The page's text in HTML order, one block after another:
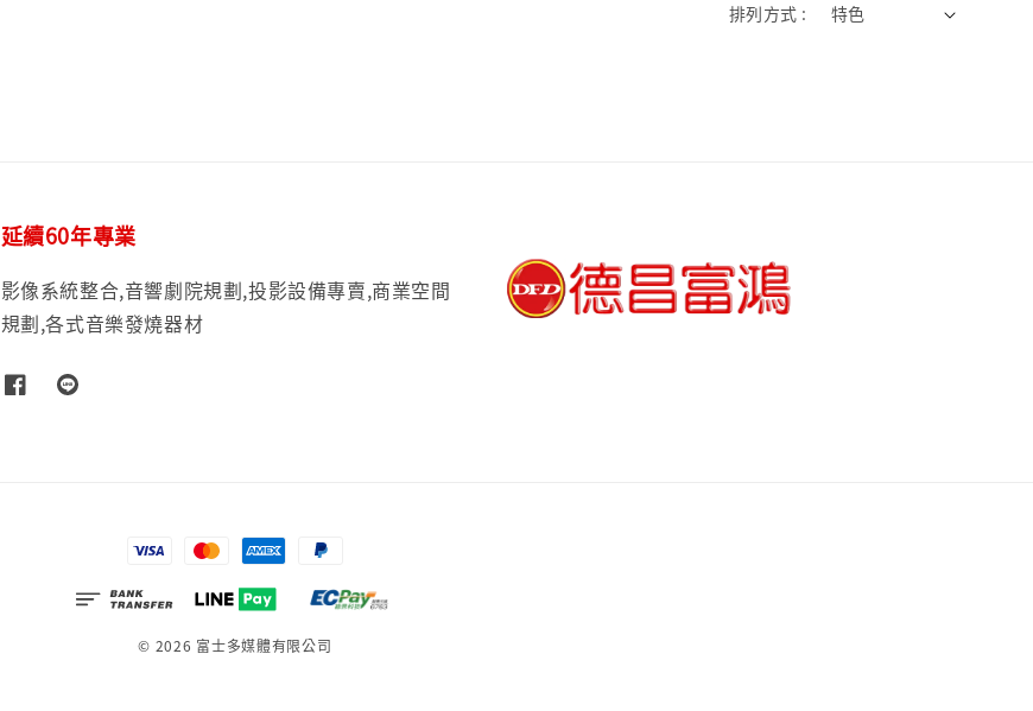
排列方式 :
延續60年專業
影像系統整合,音響劇院規劃,投影設備專賣,商業空間
規劃,各式音樂發燒器材
© 2026 富士多媒體有限公司